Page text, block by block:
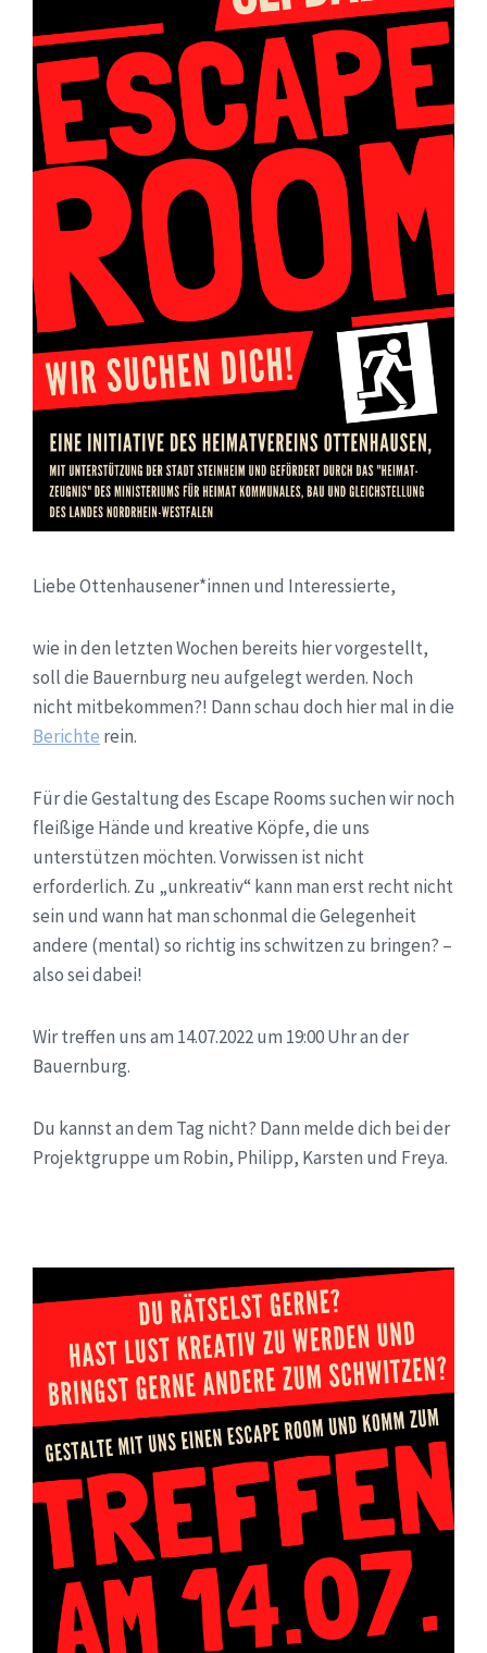
Liebe Ottenhausener*innen und Interessierte,
wie in den letzten Wochen bereits hier vorgestellt,
soll die Bauernburg neu aufgelegt werden. Noch
nicht mitbekommen?! Dann schau doch hier mal in die
Berichte rein.
Für die Gestaltung des Escape Rooms suchen wir noch
fleißige Hände und kreative Köpfe, die uns
unterstützen möchten. Vorwissen ist nicht
erforderlich. Zu „unkreativ“ kann man erst recht nicht
sein und wann hat man schonmal die Gelegenheit
andere (mental) so richtig ins schwitzen zu bringen? –
also sei dabei!
Wir treffen uns am 14.07.2022 um 19:00 Uhr an der
Bauernburg.
Du kannst an dem Tag nicht? Dann melde dich bei der
Projektgruppe um Robin, Philipp, Karsten und Freya.